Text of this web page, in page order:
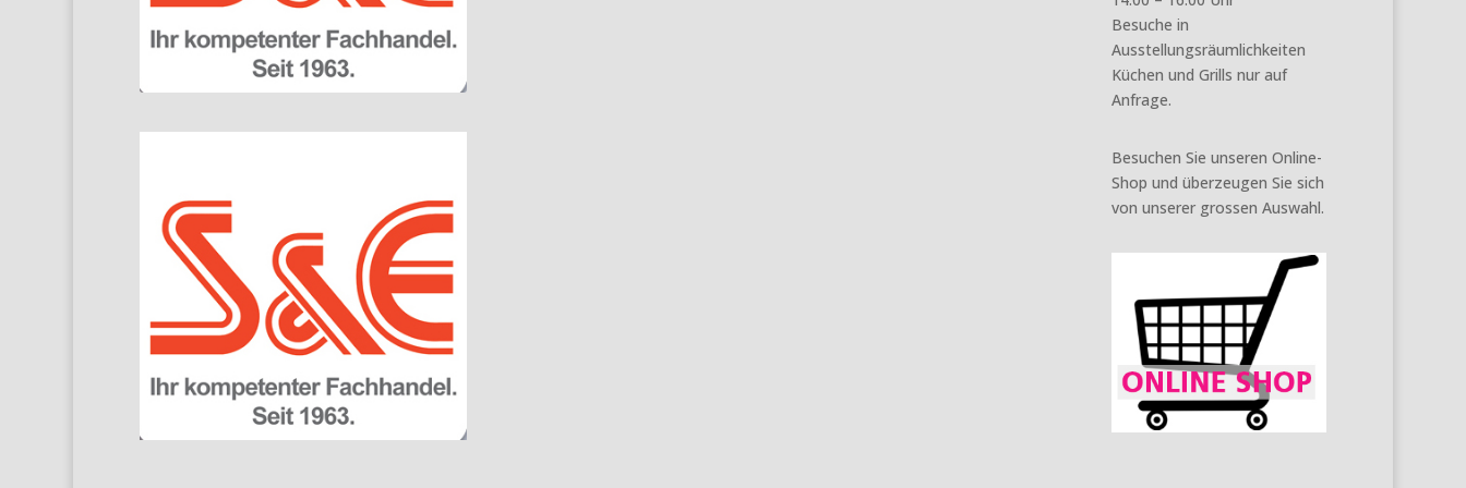
Besuche in
Ausstellungsräumlichkeiten
Küchen und Grills nur auf
Anfrage.
Besuchen Sie unseren Online-
Shop und überzeugen Sie sich
von unserer grossen Auswahl.